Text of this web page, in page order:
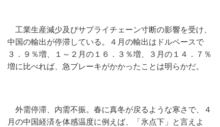
工業生産減少及びサプライチェーン寸断の影響を受け、
中国の輸出が停滞している。４月の輸出はドルペースで
３．９％増、１～２月の１６．３％増、３月の１４．７％
増に比べれば、急ブレーキがかかったことは明らかだ。
外需停滞、内需不振。春に真冬が戻るような寒さで、４
月の中国経済を体感温度に例えば、「氷点下」と言えよ